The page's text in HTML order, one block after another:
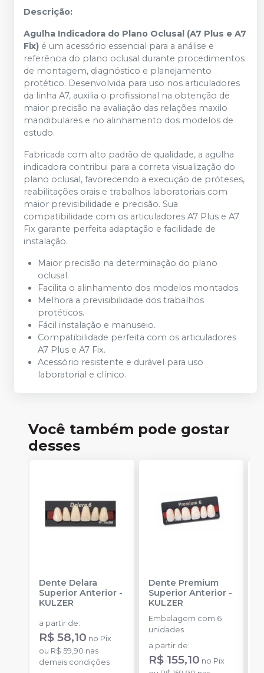
Descrição:
Agulha Indicadora do Plano Oclusal (A7 Plus e A7
Fix) é um acessório essencial para a análise e
referência do plano oclusal durante procedimentos
de montagem, diagnóstico e planejamento
protético. Desenvolvida para uso nos articuladores
da linha A7, auxilia o profissional na obtenção de
maior precisão na avaliação das relações maxilo
mandibulares e no alinhamento dos modelos de
estudo.
Fabricada com alto padrão de qualidade, a agulha
indicadora contribui para a correta visualização do
plano oclusal, favorecendo a execução de próteses,
reabilitações orais e trabalhos laboratoriais com
maior previsibilidade e precisão. Sua
compatibilidade com os articuladores A7 Plus e A7
Fix garante perfeita adaptação e facilidade de
instalação.
Maior precisão na determinação do plano
oclusal.
Facilita o alinhamento dos modelos montados.
Melhora a previsibilidade dos trabalhos
protéticos.
Fácil instalação e manuseio.
Compatibilidade perfeita com os articuladores
A7 Plus e A7 Fix.
Acessório resistente e durável para uso
laboratorial e clínico.
Você também pode gostar
desses
Dente Delara
Superior Anterior -
KULZER
a partir de:
R$ 58,10 no Pix
ou R$ 59,90 nas
demais condições
Dente Premium
Superior Anterior-
KULZER
Embalagem com 6
unidades.
a partir de:
R$ 155,10 no Pix